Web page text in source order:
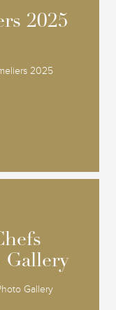
2025
2025
2025
Gallery
Gallery
Gallery